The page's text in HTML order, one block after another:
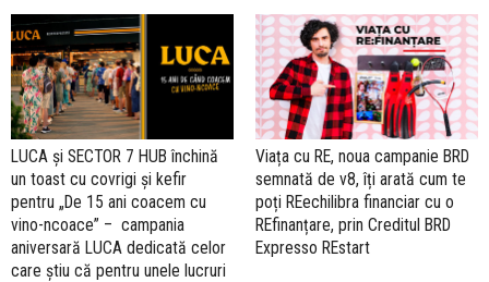
LUCA și SECTOR 7 HUB închină
un toast cu covrigi și kefir
pentru „De 15 ani coacem cu
vino-ncoace” – campania
aniversară LUCA dedicată celor
care știu că pentru unele lucruri
Viața cu RE, noua campanie BRD
semnată de v8, îți arată cum te
poți REechilibra financiar cu o
REfinanțare, prin Creditul BRD
Expresso REstart